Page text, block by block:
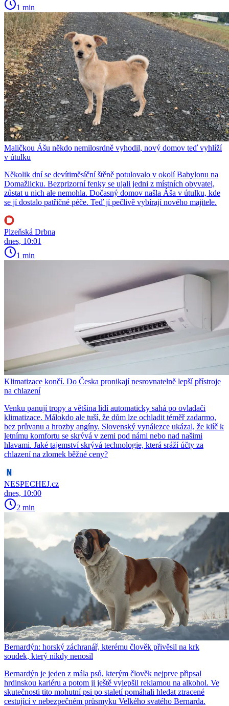
1 min
Maličkou Ášu někdo nemilosrdně vyhodil, nový domov teď vyhlíží
v útulku
Několik dní se devítiměsíční štěně potulovalo v okolí Babylonu na
Domažlicku. Bezprizorní fenky se ujali jedni z místních obyvatel,
zůstat u nich ale nemohla. Dočasný domov našla Áša v útulku, kde
se jí dostalo patřičné péče. Teď jí pečlivě vybírají nového majitele.
Plzeňská Drbna
dnes, 10:01
1 min
Klimatizace končí. Do Česka pronikají nesrovnatelně lepší přístroje
na chlazení
Venku panují tropy a většina lidí automaticky sahá po ovladači
klimatizace. Málokdo ale tuší, že dům lze ochladit téměř zadarmo,
bez průvanu a hrozby angíny. Slovenský vynálezce ukázal, že klíč k
letnímu komfortu se skrývá v zemi pod námi nebo nad našimi
hlavami. Jaké tajemství skrývá technologie, která sráží účty za
chlazení na zlomek běžné ceny?
NESPECHEJ.cz
dnes, 10:00
2 min
Bernardýn: horský záchranář, kterému člověk přivěsil na krk
soudek, který nikdy nenosil
Bernardýn je jeden z mála psů, kterým člověk nejprve připsal
hrdinskou kariéru a potom ji ještě vylepšil reklamou na alkohol. Ve
skutečnosti tito mohutní psi po staletí pomáhali hledat ztracené
cestující v nebezpečném průsmyku Velkého svatého Bernarda.